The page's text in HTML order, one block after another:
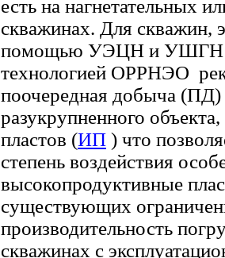
есть на нагнетательных
скважинах. Для скважин,
помощью УЭЦН и УШГН в
технологией ОРРНЭО
поочередная добыча (ПД)
разукрупненного
пластов (ИП ) что
степень воздействия
высокопродуктивные
существующих
производительность
скважинах с